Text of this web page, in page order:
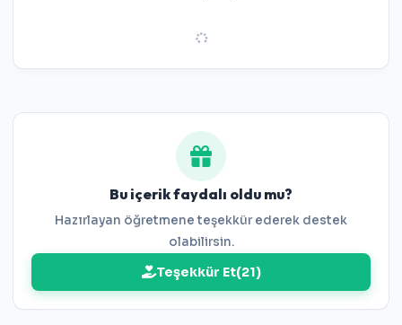
Bu içerik faydalı oldu mu?
Hazırlayan öğretmene teşekkür ederek destek
olabilirsin.
Teşekkür Et(21)